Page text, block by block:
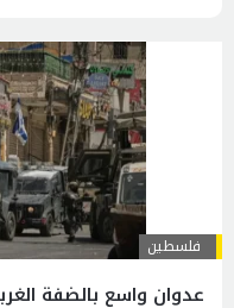
فلسطين
عدوان واسع بالضفة